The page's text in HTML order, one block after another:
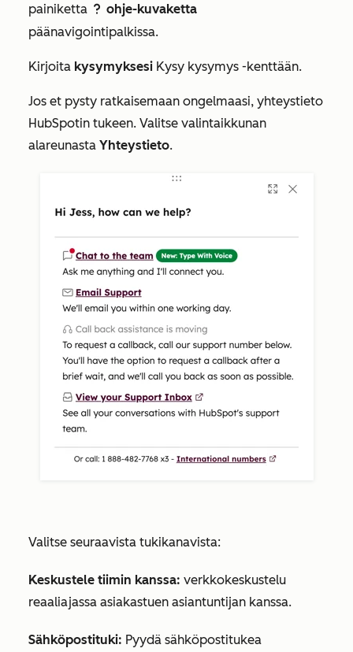
painiketta question ohje-kuvaketta
päänavigointipalkissa.
Kirjoita kysymyksesi Kysy kysymys -kenttään.
Jos et pysty ratkaisemaan ongelmaasi, yhteystieto
HubSpotin tukeen. Valitse valintaikkunan
alareunasta Yhteystieto.
Valitse seuraavista tukikanavista:
Keskustele tiimin kanssa: verkkokeskustelu
reaaliajassa asiakastuen asiantuntijan kanssa.
Sähköpostituki: Pyydä sähköpostitukea